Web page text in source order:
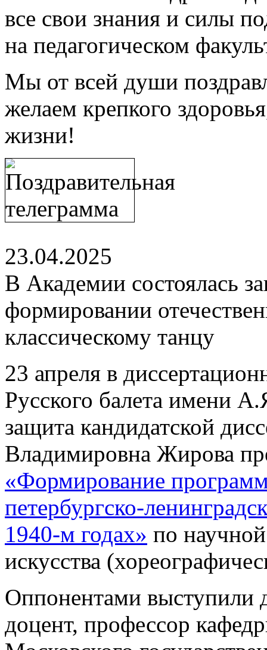
все свои знания и силы
на педагогическом
Мы от всей души
желаем крепкого
жизни!
23.04.2025
В Академии состоялась
формировании
классическому танцу
23 апреля в
Русского балета имени
защита кандидатской
Владимировна Жирова
«Формирование
петербургско-
1940-м годах» по
искусства
Оппонентами выступили
доцент, профессор